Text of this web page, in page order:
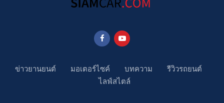
ข่าวยานยนต์ มอเตอร์ไซค์ บทความ
รีวิวรถยนต์
ไลฟ์สไตล์